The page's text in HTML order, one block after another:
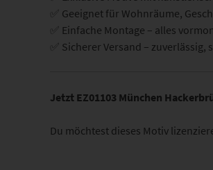
✅ Geeignet für Wohnräume,
✅ Einfache Montage – alles
✅ Sicherer Versand – zuverlässig,
Jetzt EZ01103 München
Du möchtest dieses Motiv